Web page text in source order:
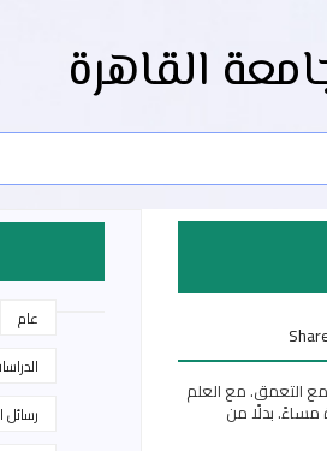
القاهرة
4-4-2023 في مادة/ قانون المرافعات مع التعمق. مع العلم
عشرة مساءً. بدلًا من
عام
رسائل